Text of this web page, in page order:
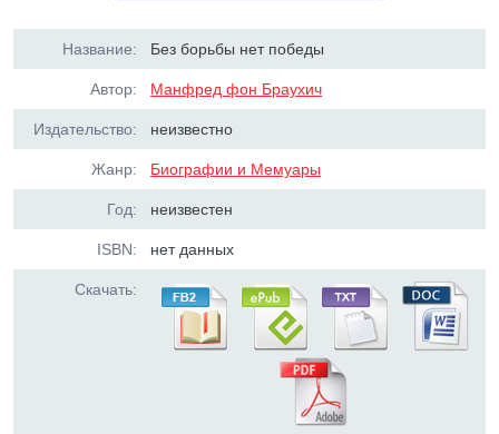
Название: Без борьбы нет победы
Автор: Манфред фон Браухич
Издательство: неизвестно
Жанр: Биографии и Мемуары
Год: неизвестен
ISBN: нет данных
Скачать: